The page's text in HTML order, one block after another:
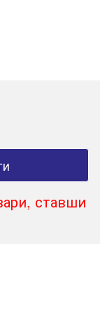
ставши